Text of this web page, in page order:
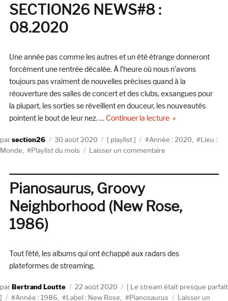
SECTION26 NEWS#8 :
08.2020
Une année pas comme les autres et un été étrange donneront
forcément une rentrée décalée. À l’heure où nous n’avons
toujours pas vraiment de nouvelles précises quand à la
réouverture des salles de concert et des clubs, exsangues pour
la plupart, les sorties se réveillent en douceur, les nouveautés
pointent le bout de leur nez. … Continuer la lecturede « SECTION26
Auteursection26
Publié
le
30 août 2020 Catégories
playlist Étiquettes
Année : 2020
Lieu :
Monde
Playlist du mois Laisser un commentaire
Pianosaurus, Groovy
Neighborhood (New Rose,
1986)
Tout l’été, les albums qui ont échappé aux radars des
plateformes de streaming.
AuteurBertrand Loutte
Publié
le
22 août 2020 Catégories
Le stream était presque parfait
Étiquettes
Année : 1986 Label : New Rose Pianosaurus
Laisser un